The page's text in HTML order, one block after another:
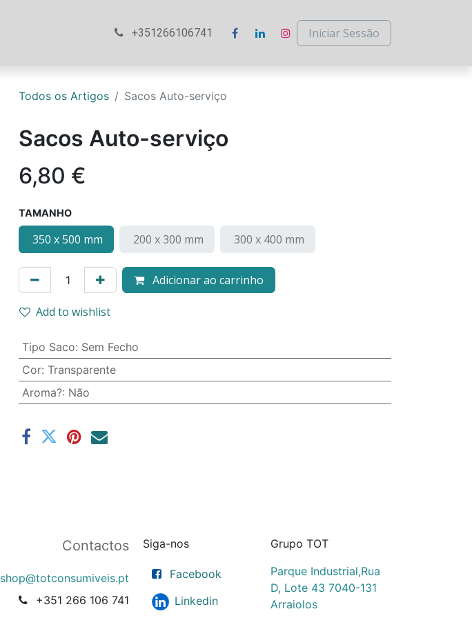
+351266106741 Iniciar Sessão
Todos os Artigos Sacos Auto-serviço
Sacos Auto-serviço
6,80 €
TAMANHO
350 x 500 mm 200 x 300 mm 300 x 400 mm
Adicionar ao carrinho
Add to wishlist
Tipo Saco: Sem Fecho
Cor: Transparente
Aroma?: Não
Grupo TOT
Parque Industrial,Rua
D, Lote 43 7040-131
Arraiolos
Contactos
shop@totconsumiveis.pt
+351 266 106 741
Siga-nos
Facebook
Linkedin